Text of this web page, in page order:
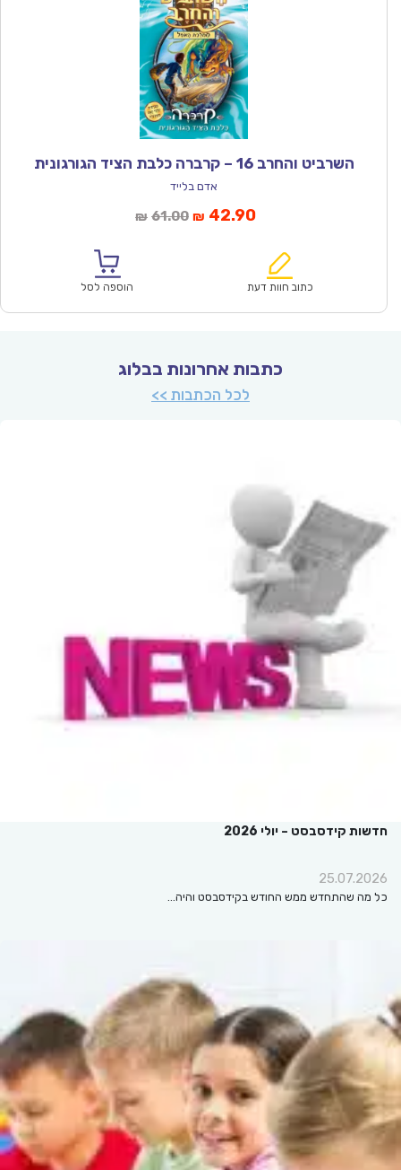
השרביט והחרב 16 – קרברה כלבת הציד הגורגונית
אדם בלייד
₪ 61.00המחיר
₪61.00.
₪ 42.90
הוא:
כתוב חוות דעת הוספה לסל
כתבות אחרונות בבלוג
לכל הכתבות >>
קידסבסט – יולי 2026
שהתחדש ממש החודש בקידסבסט והיה…